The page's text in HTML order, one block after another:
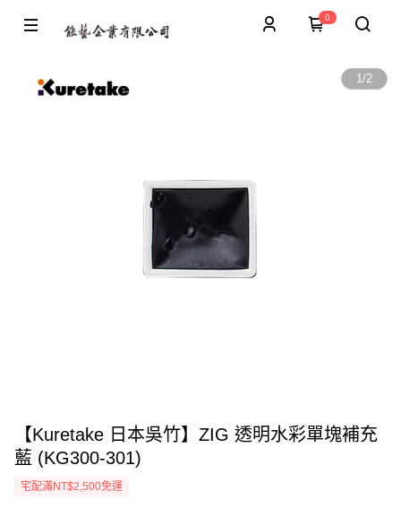
0
1/2
【Kuretake 日本吳竹】ZIG 透明水彩單塊補充
藍 (KG300-301)
宅配滿NT$2,500免運